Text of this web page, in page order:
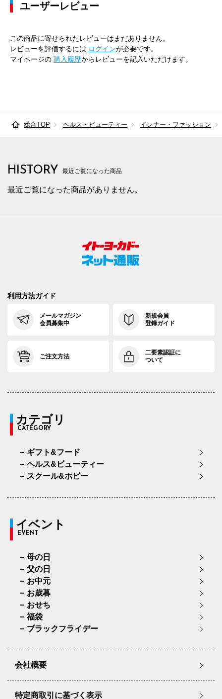
ユーザーレビュー
この商品に寄せられたレビューはまだありません。
レビューを評価するには ログインが必要です。
マイページの 購入履歴からレビューを記入いただけます。
総合TOP ヘルス・ビューティー インナー・ファッション
HISTORY 最近ご覧になった商品
最近ご覧になった商品がありません。
利用方法ガイド
メールマガジン
会員募集中
新規会員
登録ガイド
ご注文方法
二要素認証に
ついて
カテゴリ
CATEGORY
ギフト&フード
ヘルス&ビューティー
スクール&ホビー
イベント
EVENT
母の日
父の日
お中元
お歳暮
おせち
福袋
ブラックフライデー
会社概要
特定商取引に基づく表示